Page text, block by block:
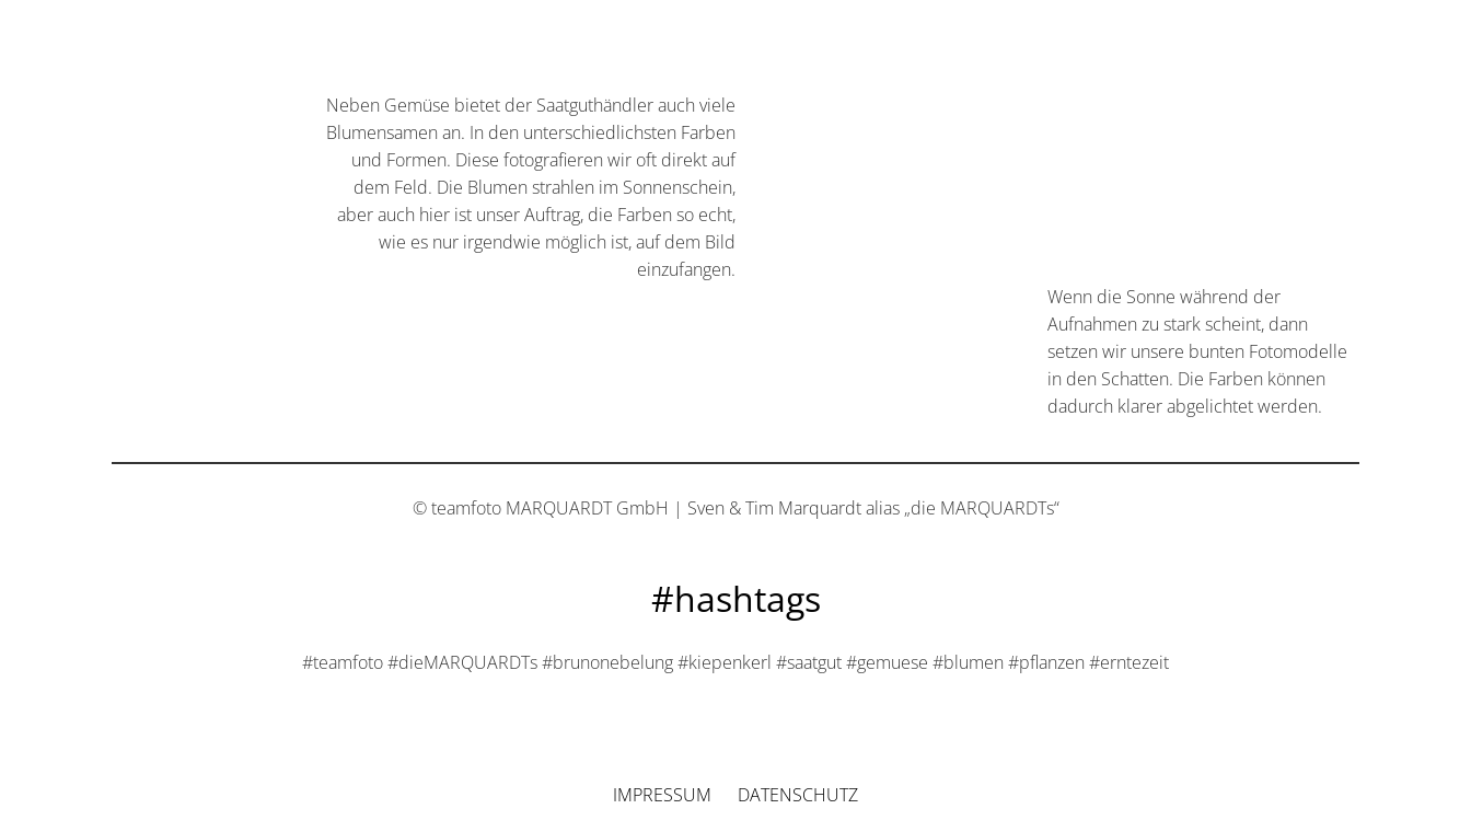
Neben Gemüse bietet der Saatguthändler auch viele
Blumensamen an. In den unterschiedlichsten Farben
und Formen. Diese fotografieren wir oft direkt auf
dem Feld. Die Blumen strahlen im Sonnenschein,
aber auch hier ist unser Auftrag, die Farben so echt,
wie es nur irgendwie möglich ist, auf dem Bild
einzufangen.
Wenn die Sonne während der
Aufnahmen zu stark scheint, dann
setzen wir unsere bunten Fotomodelle
in den Schatten. Die Farben können
dadurch klarer abgelichtet werden.
© teamfoto MARQUARDT GmbH | Sven & Tim Marquardt alias „die MARQUARDTs“
#hashtags
#teamfoto #dieMARQUARDTs #brunonebelung #kiepenkerl #saatgut #gemuese #blumen #pflanzen #erntezeit
IMPRESSUM DATENSCHUTZ